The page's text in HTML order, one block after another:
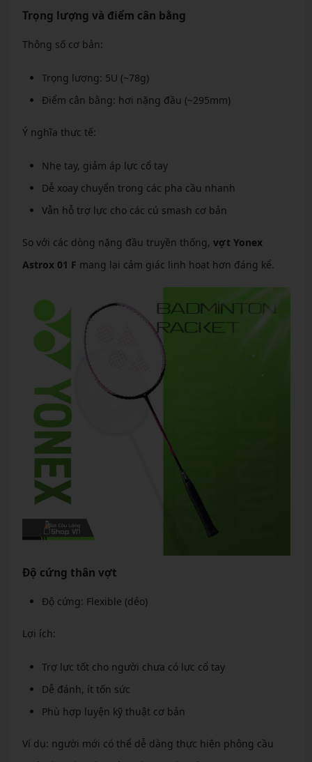
Trọng lượng và điểm cân bằng
Thông số cơ bản:
Trọng lượng: 5U (~78g)
Điểm cân bằng: hơi nặng đầu (~295mm)
Ý nghĩa thực tế:
Nhẹ tay, giảm áp lực cổ tay
Dễ xoay chuyển trong các pha cầu nhanh
Vẫn hỗ trợ lực cho các cú smash cơ bản
So với các dòng nặng đầu truyền thống, vợt Yonex
Astrox 01 F mang lại cảm giác linh hoạt hơn đáng kể.
Độ cứng thân vợt
Độ cứng: Flexible (dẻo)
Lợi ích:
Trợ lực tốt cho người chưa có lực cổ tay
Dễ đánh, ít tốn sức
Phù hợp luyện kỹ thuật cơ bản
Ví dụ: người mới có thể dễ dàng thực hiện phông cầu